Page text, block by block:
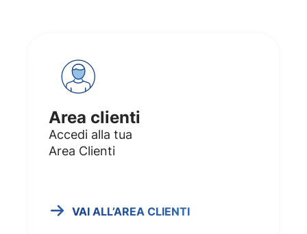
Area clienti
Accedi alla tua
Area Clienti
VAI ALL’AREA CLIENTI